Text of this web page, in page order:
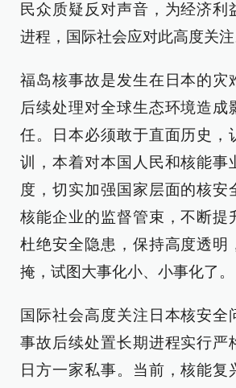
民众质疑反对声音，为经济利
进程，国际社会应对此高度关注
福岛核事故是发生在日本的灾
后续处理对全球生态环境造成
任。日本必须敢于直面历史，
训，本着对本国人民和核能事
度，切实加强国家层面的核安
核能企业的监督管束，不断提
杜绝安全隐患，保持高度透明
掩，试图大事化小、小事化了。
国际社会高度关注日本核安全
事故后续处置长期进程实行严
日方一家私事。当前，核能复